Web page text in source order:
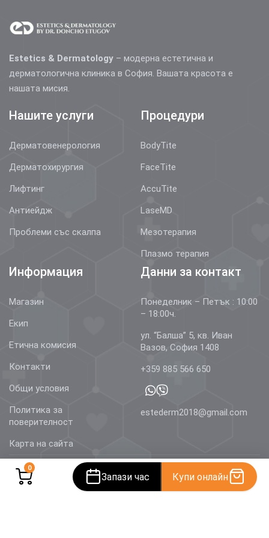
0
Запази час Купи онлайн
Estetics & Dermatology – модерна естетична и
дерматологична клиника в София. Вашата красота е
нашата мисия.
Нашите услуги
Дерматовенерология
Дерматохирургия
Лифтинг
Антиейдж
Проблеми със скалпа
Процедури
BodyTite
FaceTite
AccuTite
LaseMD
Мезотерапия
Плазмо терапия
Информация
Магазин
Екип
Етична комисия
Контакти
Общи условия
Политика за
поверителност
Карта на сайта
Данни за контакт
Понеделник – Петък : 10:00
– 18:00ч.
ул. “Балша” 5, кв. Иван
Вазов, София 1408
+359 885 566 650
estederm2018@gmail.com